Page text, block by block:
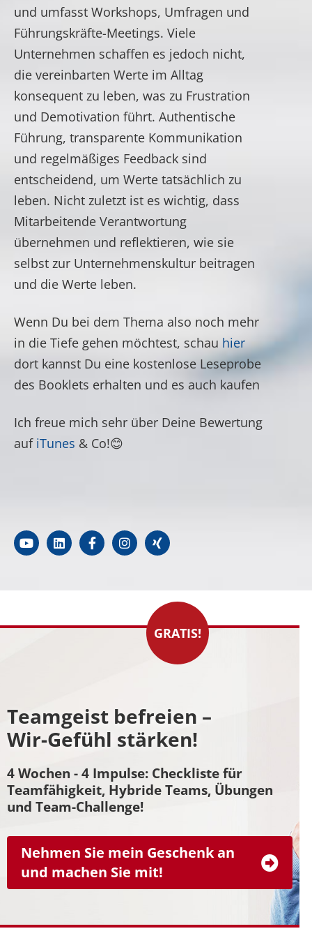
und umfasst Workshops, Umfragen und
Führungskräfte-Meetings. Viele
Unternehmen schaffen es jedoch nicht,
die vereinbarten Werte im Alltag
konsequent zu leben, was zu Frustration
und Demotivation führt. Authentische
Führung, transparente Kommunikation
und regelmäßiges Feedback sind
entscheidend, um Werte tatsächlich zu
leben. Nicht zuletzt ist es wichtig, dass
Mitarbeitende Verantwortung
übernehmen und reflektieren, wie sie
selbst zur Unternehmenskultur beitragen
und die Werte leben.
Wenn Du bei dem Thema also noch mehr
in die Tiefe gehen möchtest, schau hier
dort kannst Du eine kostenlose Leseprobe
des Booklets erhalten und es auch kaufen
Ich freue mich sehr über Deine Bewertung
auf iTunes & Co!😊
Teamgeist befreien –
Wir-Gefühl stärken!
4 Wochen - 4 Impulse: Checkliste für
Teamfähigkeit, Hybride Teams, Übungen
und Team-Challenge!
Nehmen Sie mein Geschenk an
und machen Sie mit!
GRATIS!